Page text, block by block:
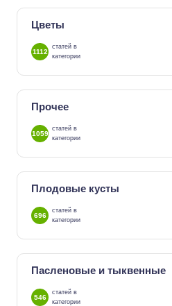
Цветы
1112
статей в
категории
Прочее
1059
статей в
категории
Плодовые кусты
696
статей в
категории
Пасленовые и тыквенные
546
статей в
категории